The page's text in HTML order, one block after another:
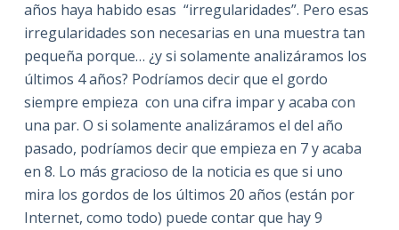
años haya habido esas “irregularidades”. Pero esas
irregularidades son necesarias en una muestra tan
pequeña porque… ¿y si solamente analizáramos los
últimos 4 años? Podríamos decir que el gordo
siempre empieza con una cifra impar y acaba con
una par. O si solamente analizáramos el del año
pasado, podríamos decir que empieza en 7 y acaba
en 8. Lo más gracioso de la noticia es que si uno
mira los gordos de los últimos 20 años (están por
Internet, como todo) puede contar que hay 9